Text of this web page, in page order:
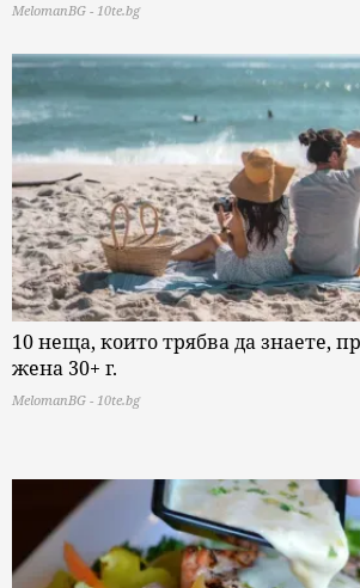
MelomanBG - 10te.bg
10 неща, които трябва да знаете,
жена 30+ г.
MelomanBG - 10te.bg